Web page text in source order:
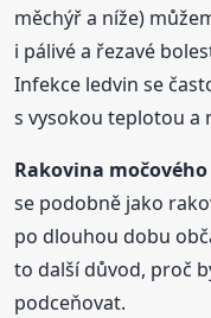
měchýř a níže)
i pálivé a řezavé
Infekce ledvin se
s vysokou teplotou a
Rakovina
se podobně jako
po dlouhou dobu
to další důvod, proč
podceňovat.